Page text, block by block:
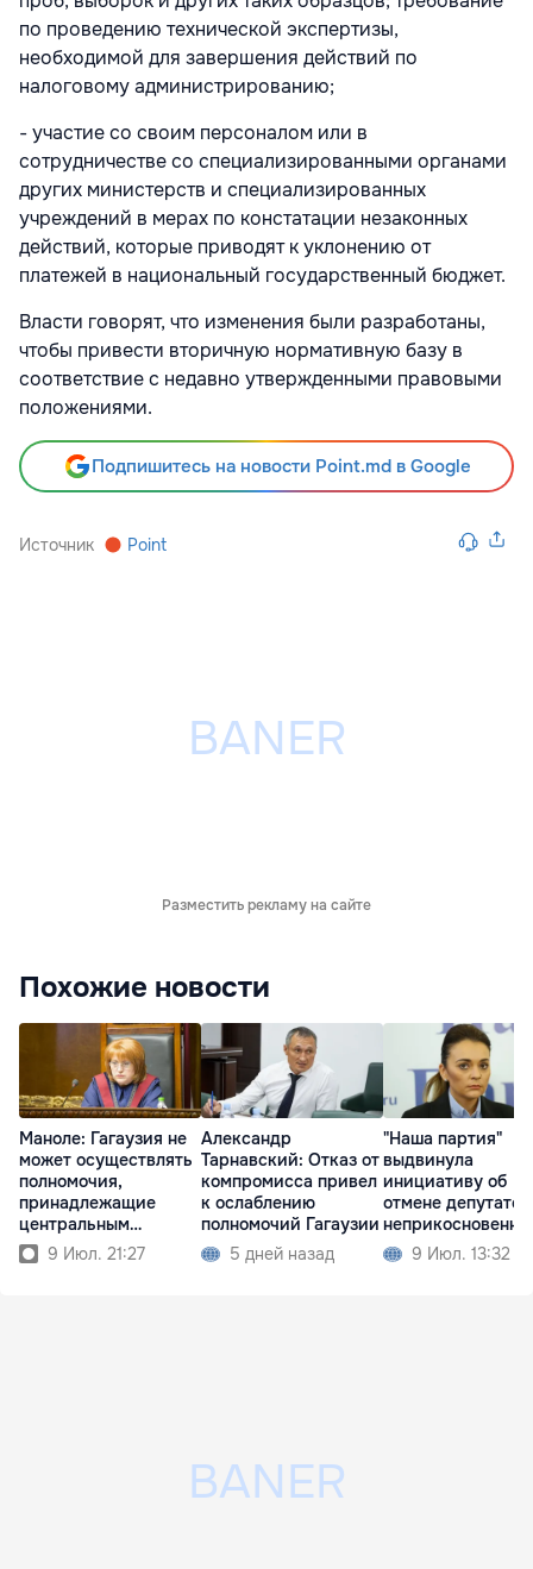
по проведению технической экспертизы,
необходимой для завершения действий по
налоговому администрированию;
- участие со своим персоналом или в
сотрудничестве со специализированными органами
других министерств и специализированных
учреждений в мерах по констатации незаконных
действий, которые приводят к уклонению от
платежей в национальный государственный бюджет.
Власти говорят, что изменения были разработаны,
чтобы привести вторичную нормативную базу в
соответствие с недавно утвержденными правовыми
положениями.
Подпишитесь на новости Point.md в Google
Источник Point
Разместить рекламу на сайте
Похожие новости
Маноле: Гагаузия не
может осуществлять
полномочия,
принадлежащие
центральным
властям
9 Июл. 21:27
Александр
Тарнавский: Отказ от
компромисса привел
к ослаблению
полномочий Гагаузии
5 дней назад
"Наша партия"
выдвинула
инициативу об
отмене
9 Июл. 13:32